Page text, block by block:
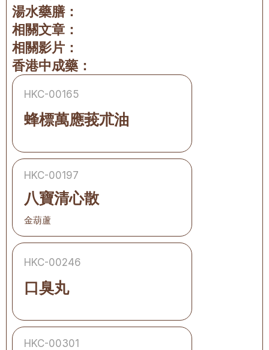
湯水藥膳：
相關文章：
相關影片：
香港中成藥：
HKC-00165
蜂標萬應莪朮油
HKC-00197
八寶清心散
金葫蘆
HKC-00246
口臭丸
HKC-00301